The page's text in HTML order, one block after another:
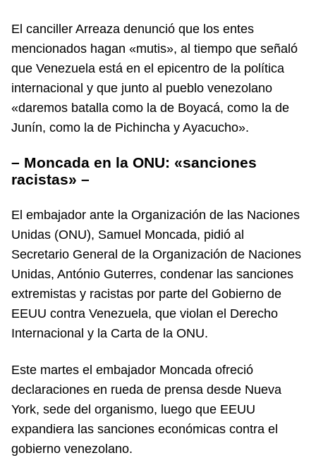
El canciller Arreaza denunció que los entes
mencionados hagan «mutis», al tiempo que señaló
que Venezuela está en el epicentro de la política
internacional y que junto al pueblo venezolano
«daremos batalla como la de Boyacá, como la de
Junín, como la de Pichincha y Ayacucho».
– Moncada en la ONU: «sanciones
racistas» –
El embajador ante la Organización de las Naciones
Unidas (ONU), Samuel Moncada, pidió al
Secretario General de la Organización de Naciones
Unidas, António Guterres, condenar las sanciones
extremistas y racistas por parte del Gobierno de
EEUU contra Venezuela, que violan el Derecho
Internacional y la Carta de la ONU.
Este martes el embajador Moncada ofreció
declaraciones en rueda de prensa desde Nueva
York, sede del organismo, luego que EEUU
expandiera las sanciones económicas contra el
gobierno venezolano.